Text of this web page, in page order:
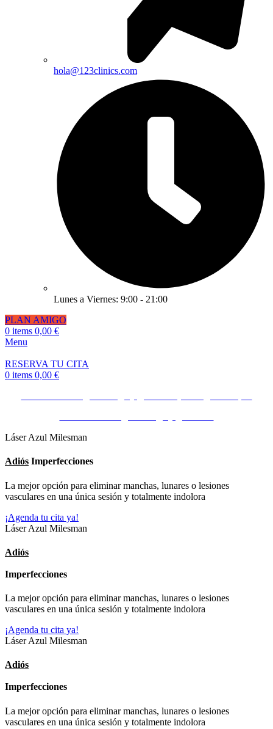
hola@123clinics.com
Lunes a Viernes: 9:00 - 21:00
PLAN AMIGO
0 items 0,00 €
Menu
RESERVA TU CITA
0 items 0,00 €
Láser Azul Milesman
Adiós Imperfecciones
La mejor opción para eliminar manchas, lunares o lesiones
vasculares en una única sesión y totalmente indolora
¡Agenda tu cita ya!
Láser Azul Milesman
Adiós
Imperfecciones
La mejor opción para eliminar manchas, lunares o lesiones
vasculares en una única sesión y totalmente indolora
¡Agenda tu cita ya!
Láser Azul Milesman
Adiós
Imperfecciones
La mejor opción para eliminar manchas, lunares o lesiones
vasculares en una única sesión y totalmente indolora